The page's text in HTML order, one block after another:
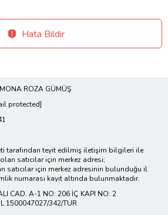
Hata Bildir
ROZA GÜMÜŞ
protected]
tarafından teyit edilmiş iletişim bilgileri ile
satıcılar için merkez adresi;
satıcılar için merkez adresinin bulunduğu il
numarası kayıt altında bulunmaktadır.
CAD. A-1 NO: 206 İÇ KAPI NO: 2
1500047027/342/TUR